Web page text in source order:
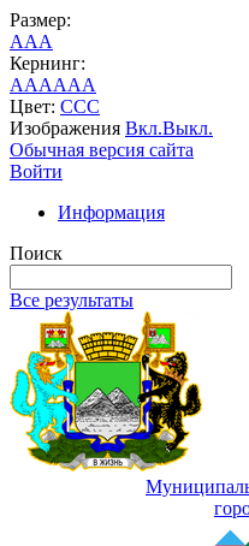
Размер:
AAA
Кернинг:
AAAAAA
Цвет: CCC
Изображения Вкл.Выкл.
Обычная версия сайта
Войти
Информация
Поиск
Все результаты